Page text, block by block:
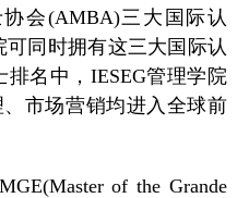
会(AMBA)三大国际认
可同时拥有这三大国际认
名中， IESEG管理学院
市场营销均进入全球前
MGE(Master of the Grande